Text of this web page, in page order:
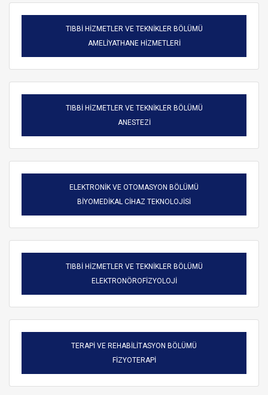
TIBBİ HİZMETLER VE TEKNİKLER BÖLÜMÜ
AMELİYATHANE HİZMETLERİ
TIBBİ HİZMETLER VE TEKNİKLER BÖLÜMÜ
ANESTEZİ
ELEKTRONİK VE OTOMASYON BÖLÜMÜ
BİYOMEDİKAL CİHAZ TEKNOLOJİSİ
TIBBİ HİZMETLER VE TEKNİKLER BÖLÜMÜ
ELEKTRONÖROFİZYOLOJİ
TERAPİ VE REHABİLİTASYON BÖLÜMÜ
FİZYOTERAPİ